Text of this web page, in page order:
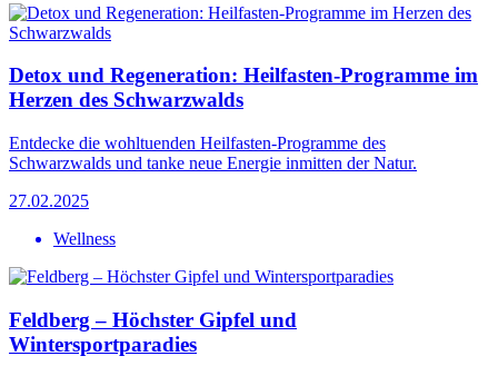
Detox und Regeneration: Heilfasten-Programme im
Herzen des Schwarzwalds
Entdecke die wohltuenden Heilfasten-Programme des
Schwarzwalds und tanke neue Energie inmitten der Natur.
27.02.2025
Wellness
Feldberg – Höchster Gipfel und
Wintersportparadies